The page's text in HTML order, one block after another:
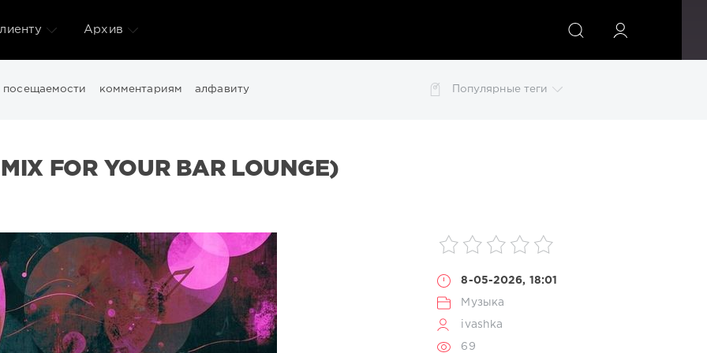
ИСКАТЬ
Архив
посещаемости комментариям алфавиту Популярные теги
файлов фото
FOR YOUR BAR LOUNGE)
8-05-2026, 18:01
Музыка
ivashka
69